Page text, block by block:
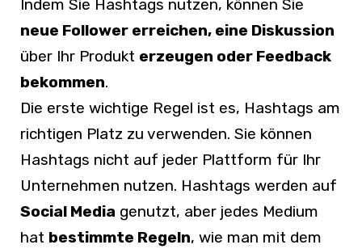
Indem Sie Hashtags nutzen, können Sie
neue Follower erreichen, eine Diskussion
über Ihr Produkt erzeugen oder Feedback
bekommen.
Die erste wichtige Regel ist es, Hashtags am
richtigen Platz zu verwenden. Sie können
Hashtags nicht auf jeder Plattform für Ihr
Unternehmen nutzen. Hashtags werden auf
Social Media genutzt, aber jedes Medium
hat bestimmte Regeln, wie man mit dem